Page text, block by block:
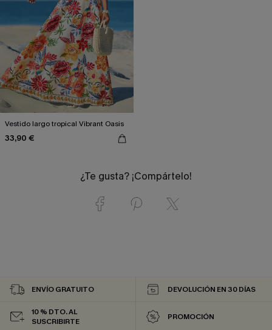
Vestido largo tropical Vibrant Oasis
33,90 €
¿Te gusta? ¡Compártelo!
ENVÍO GRATUITO DEVOLUCIÓN EN 30 DÍAS
10 % DTO. AL
SUSCRIBIRTE
PROMOCIÓN